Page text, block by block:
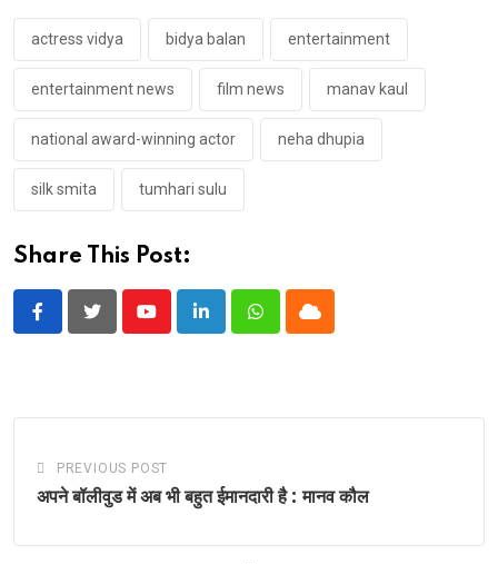
actress vidya bidya balan entertainment
entertainment news film news manav kaul
national award-winning actor neha dhupia
silk smita tumhari sulu
Share This Post:
YoutubeLinkedInWhatsappCloud
PREVIOUS POST
अपने बॉलीवुड में अब भी बहुत ईमानदारी है : मानव कौल